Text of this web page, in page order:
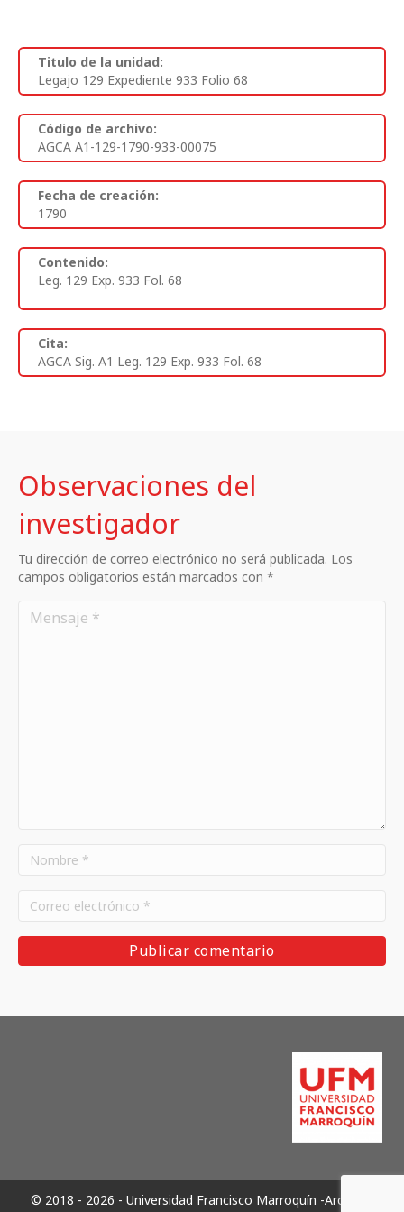
Titulo de la unidad:
Legajo 129 Expediente 933 Folio 68
Código de archivo:
AGCA A1-129-1790-933-00075
Fecha de creación:
1790
Contenido:
Leg. 129 Exp. 933 Fol. 68
Cita:
AGCA Sig. A1 Leg. 129 Exp. 933 Fol. 68
Observaciones del
investigador
Tu dirección de correo electrónico no será publicada. Los
campos obligatorios están marcados con *
© 2018 - 2026 - Universidad Francisco Marroquín -Archivos